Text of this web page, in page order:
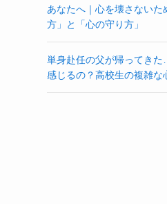
あなたへ｜心を壊さないた
方」と「心の守り方」
単身赴任の父が帰ってき
感じるの？高校生の複雑な